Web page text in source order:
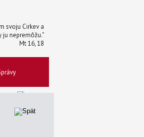
svoju Cirkev a
ju nepremôžu."
Mt 16, 18